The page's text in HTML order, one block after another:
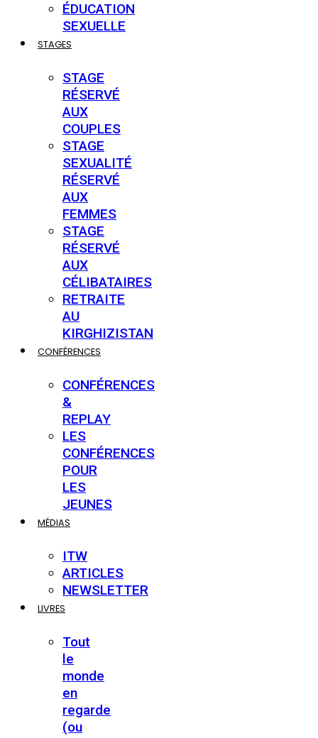
ÉDUCATION
SEXUELLE
STAGES
STAGE
RÉSERVÉ
AUX
COUPLES
STAGE
SEXUALITÉ
RÉSERVÉ
AUX
FEMMES
STAGE
RÉSERVÉ
AUX
CÉLIBATAIRES
RETRAITE
AU
KIRGHIZISTAN
CONFÉRENCES
CONFÉRENCES
&
REPLAY
LES
CONFÉRENCES
POUR
LES
JEUNES
MÉDIAS
ITW
ARTICLES
NEWSLETTER
LIVRES
Tout
le
monde
en
regarde
(ou